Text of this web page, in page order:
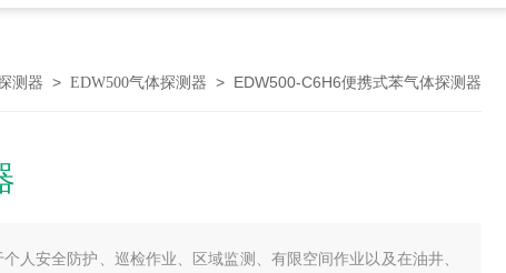
测器 > EDW500气体探测器 > EDW500-C6H6便携式苯气体探测器
人安全防护、巡检作业、区域监测、有限空间作业以及在油井、